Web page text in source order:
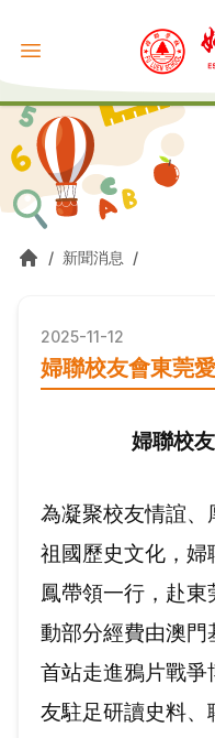
/ 新聞消息 /
2025-11-12
婦聯校友會東莞
婦聯校
為凝聚校友情誼、
祖國歷史文化，婦
鳳帶領一行，赴
動部分經費由澳門
首站走進鴉片戰爭
友駐足研讀史料